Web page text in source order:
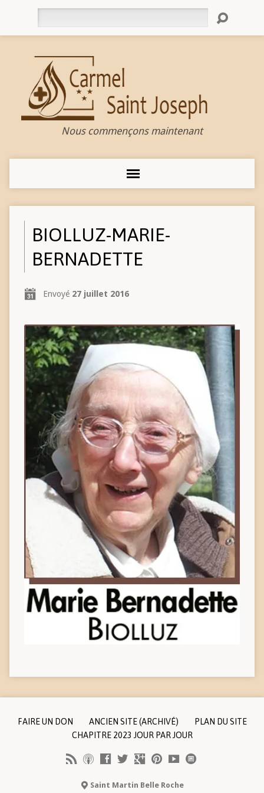
Nous commençons maintenant
BIOLLUZ-MARIE-
BERNADETTE
Envoyé 27 juillet 2016
FAIRE UN DON ANCIEN SITE (ARCHIVÉ)
PLAN DU SITE
CHAPITRE 2023 JOUR PAR JOUR
Saint Martin Belle Roche